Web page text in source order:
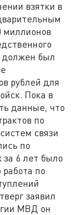
взятки в
миллионов
должен был
рублей для
Пока в
данные, что
по
связи
по
6 лет было
по
заявил
МВД он